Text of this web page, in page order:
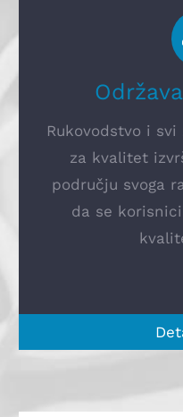
Rukovodstvo i
za kvalitet
području svoga
da se